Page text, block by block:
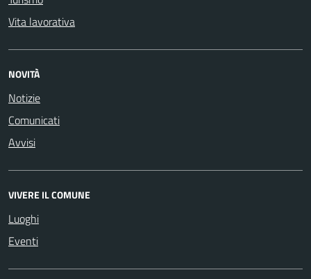
Vita lavorativa
NOVITÀ
Notizie
Comunicati
Avvisi
VIVERE IL COMUNE
Luoghi
Eventi